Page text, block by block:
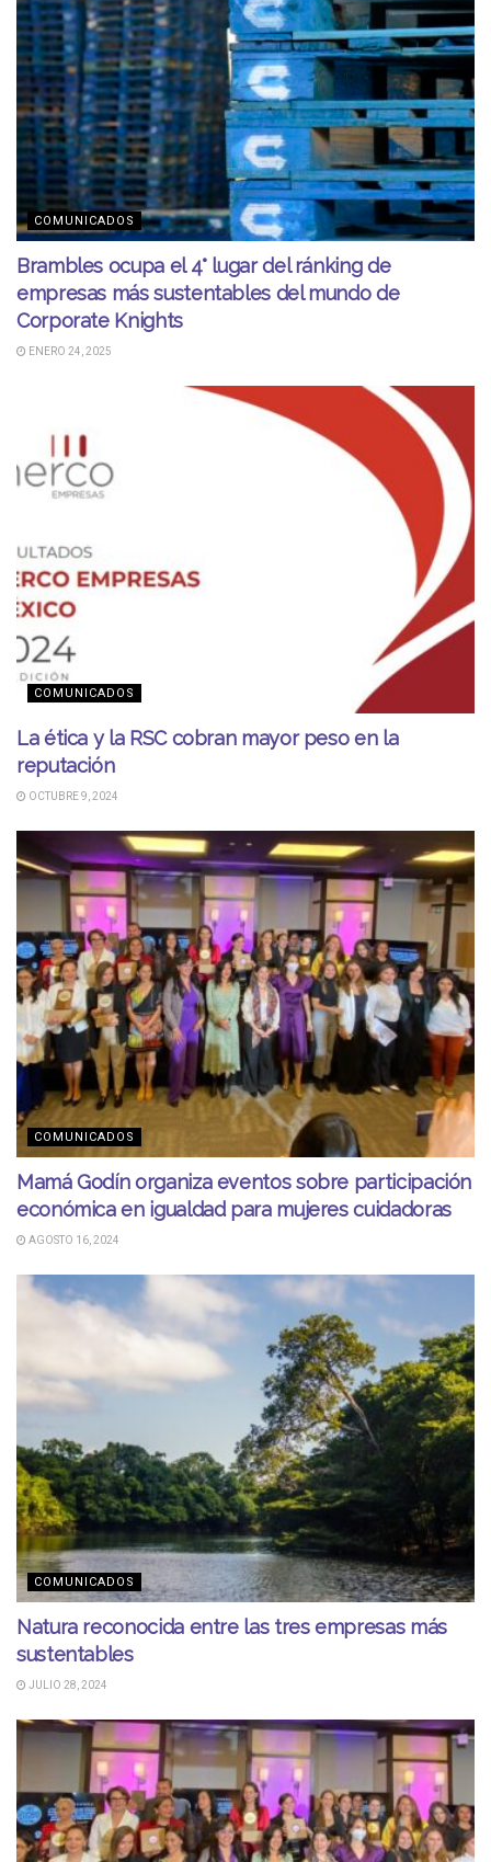
COMUNICADOS
Brambles ocupa el 4° lugar del ránking de
empresas más sustentables del mundo de
Corporate Knights
ENERO 24, 2025
COMUNICADOS
La ética y la RSC cobran mayor peso en la
reputación
OCTUBRE 9, 2024
COMUNICADOS
Mamá Godín organiza eventos sobre participación
económica en igualdad para mujeres cuidadoras
AGOSTO 16, 2024
COMUNICADOS
Natura reconocida entre las tres empresas más
sustentables
JULIO 28, 2024